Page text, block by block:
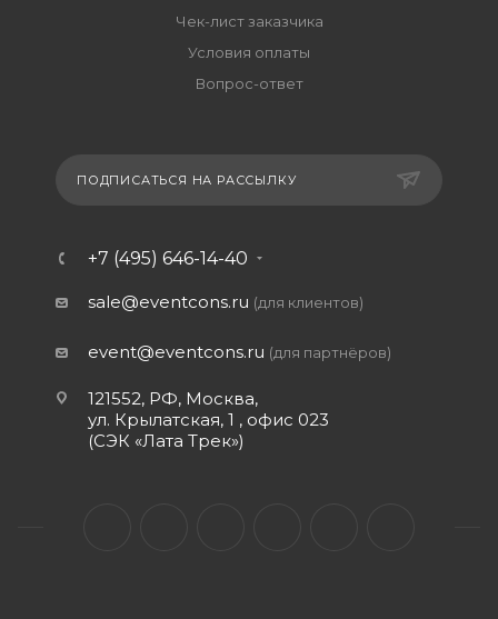
Чек-лист заказчика
Условия оплаты
Вопрос-ответ
ПОДПИСАТЬСЯ НА РАССЫЛКУ
+7 (495) 646-14-40
sale@eventcons.ru (для клиентов)
event@eventcons.ru (для партнёров)
121552, РФ, Москва,
ул. Крылатская, 1 , офис 023
(СЭК «Лата Трек»)